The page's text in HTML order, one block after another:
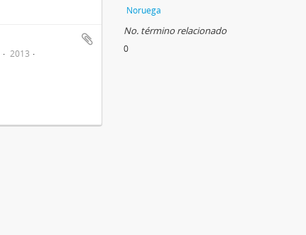
2013
Noruega
No. término relacionado
0